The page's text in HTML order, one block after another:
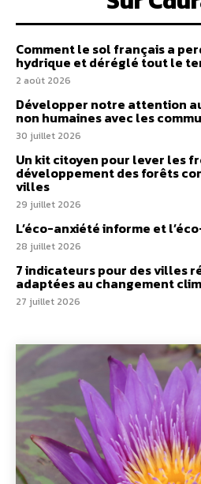
Comment le sol français a
hydrique et déréglé tout le
2 août 2026
Développer notre attention
non humaines avec les
30 juillet 2026
Un kit citoyen pour lever les
développement des forêts
villes
29 juillet 2026
L’éco-anxiété informe et
28 juillet 2026
7 indicateurs pour des villes
adaptées au changement
27 juillet 2026